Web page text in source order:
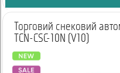
Торговий снековий
TCN-CSC-10N (V10)